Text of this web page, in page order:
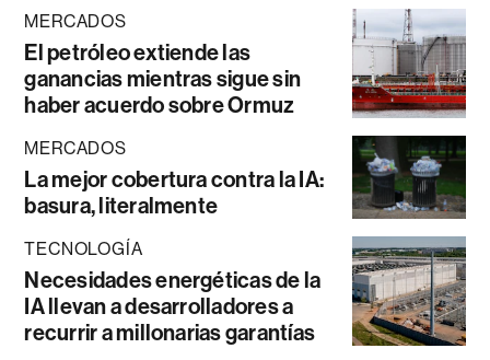
MERCADOS
El petróleo extiende las
ganancias mientras sigue sin
haber acuerdo sobre Ormuz
MERCADOS
La mejor cobertura contra la IA:
basura, literalmente
TECNOLOGÍA
Necesidades energéticas de la
IA llevan a desarrolladores a
recurrir a millonarias garantías